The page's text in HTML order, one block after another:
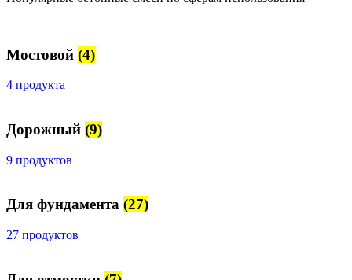
Мостовой (4)
4 продукта
Дорожный (9)
9 продуктов
Для фундамента (27)
27 продуктов